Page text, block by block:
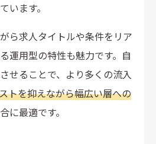
います。
ら求人タイトルや条件をリア
運用型の特性も魅力です。自
せることで、より多くの流入
トを抑えながら幅広い層への
に最適です。